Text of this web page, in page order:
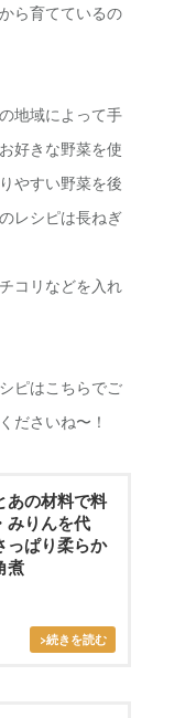
ら育てているの
地域によって手
好きな野菜を使
やすい野菜を後
レシピは長ねぎ
コリなどを入れ
ピはこちらでご
ださいね〜！
あの材料で料
みりんを代
っぱり柔らか
煮